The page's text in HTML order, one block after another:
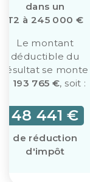
dans un
T2 à 245 000 €
Le montant
déductible du
résultat se monte
193 765 €, soit :
48 441 €
de réduction
d'impôt